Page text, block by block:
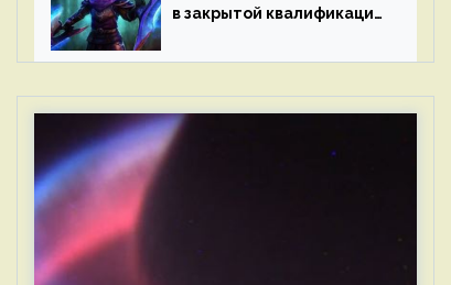
в закрытой квалификации
Западной Европы